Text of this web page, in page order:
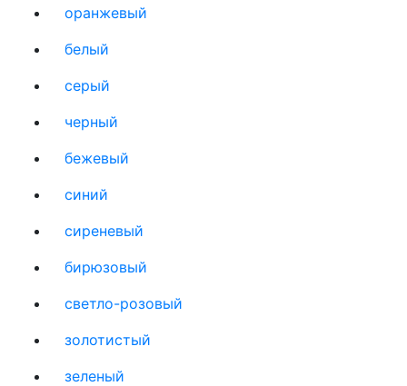
оранжевый
белый
серый
черный
бежевый
синий
сиреневый
бирюзовый
светло-розовый
золотистый
зеленый